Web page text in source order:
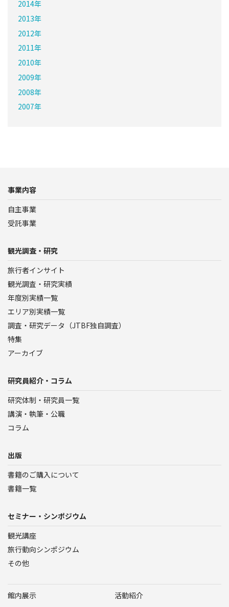
2014年
2013年
2012年
2011年
2010年
2009年
2008年
2007年
事業内容
自主事業
受託事業
観光調査・研究
旅行者インサイト
観光調査・研究実績
年度別実績一覧
エリア別実績一覧
調査・研究データ（JTBF独自調査）
特集
アーカイブ
研究員紹介・コラム
研究体制・研究員一覧
講演・執筆・公職
コラム
出版
書籍のご購入について
書籍一覧
セミナー・シンポジウム
観光講座
旅行動向シンポジウム
その他
館内展示
活動紹介